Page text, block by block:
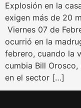
Explosión en la
exigen más de 20
Viernes 07 de
ocurrió en la
febrero, cuando la
cumbia Bill Orosco,
en el sector […]